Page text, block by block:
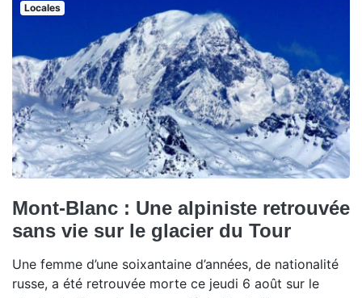
Locales
Mont-Blanc : Une alpiniste retrouvée
sans vie sur le glacier du Tour
Une femme d’une soixantaine d’années, de nationalité
russe, a été retrouvée morte ce jeudi 6 août sur le